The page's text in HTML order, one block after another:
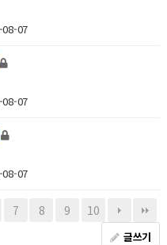
07
07
07
7 8 9 10
글쓰기